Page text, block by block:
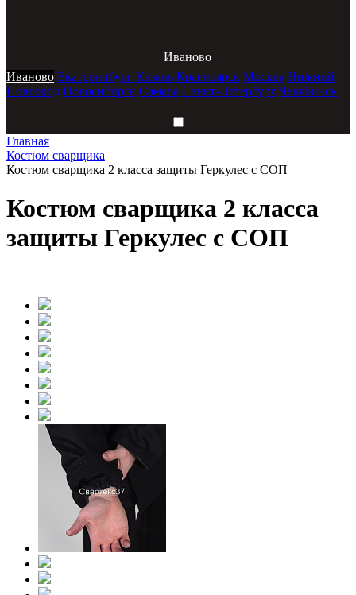
Иваново
Иваново Екатеринбург Казань Красноярск Москва Нижний
Новгород Новосибирск Самара Санкт-Петербург Челябинск
Главная
Костюм сварщика
Костюм сварщика 2 класса защиты Геркулес с СОП
Костюм сварщика 2 класса
защиты Геркулес с СОП